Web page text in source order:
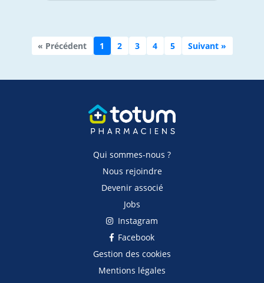
« Précédent 1 2 3 4 5 Suivant »
Qui sommes-nous ?
Nous rejoindre
Devenir associé
Jobs
Instagram
Facebook
Gestion des cookies
Mentions légales